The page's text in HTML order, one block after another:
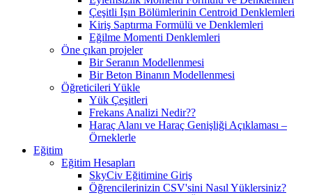
Çeşitli Işın Bölümlerinin Centroid Denklemleri
Kiriş Saptırma Formülü ve Denklemleri
Eğilme Momenti Denklemleri
Öne çıkan projeler
Bir Seranın Modellenmesi
Bir Beton Binanın Modellenmesi
Öğreticileri Yükle
Yük Çeşitleri
Frekans Analizi Nedir??
Haraç Alanı ve Haraç Genişliği Açıklaması –
Örneklerle
Eğitim
Eğitim Hesapları
SkyCiv Eğitimine Giriş
Öğrencilerinizin CSV'sini Nasıl Yüklersiniz?